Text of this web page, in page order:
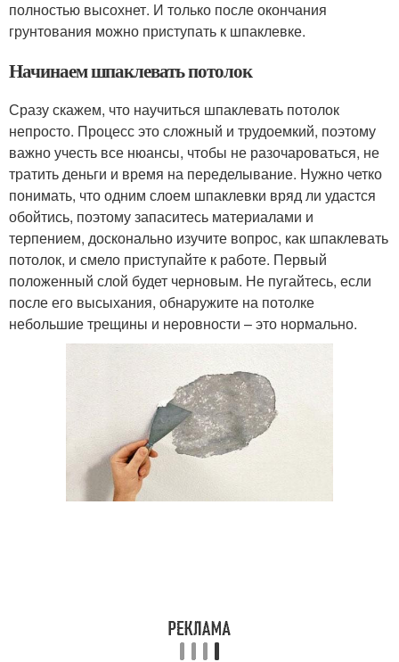
полностью высохнет. И только после окончания
грунтования можно приступать к шпаклевке.
Начинаем шпаклевать потолок
Сразу скажем, что научиться шпаклевать потолок
непросто. Процесс это сложный и трудоемкий, поэтому
важно учесть все нюансы, чтобы не разочароваться, не
тратить деньги и время на переделывание. Нужно четко
понимать, что одним слоем шпаклевки вряд ли удастся
обойтись, поэтому запаситесь материалами и
терпением, досконально изучите вопрос, как шпаклевать
потолок, и смело приступайте к работе. Первый
положенный слой будет черновым. Не пугайтесь, если
после его высыхания, обнаружите на потолке
небольшие трещины и неровности – это нормально.